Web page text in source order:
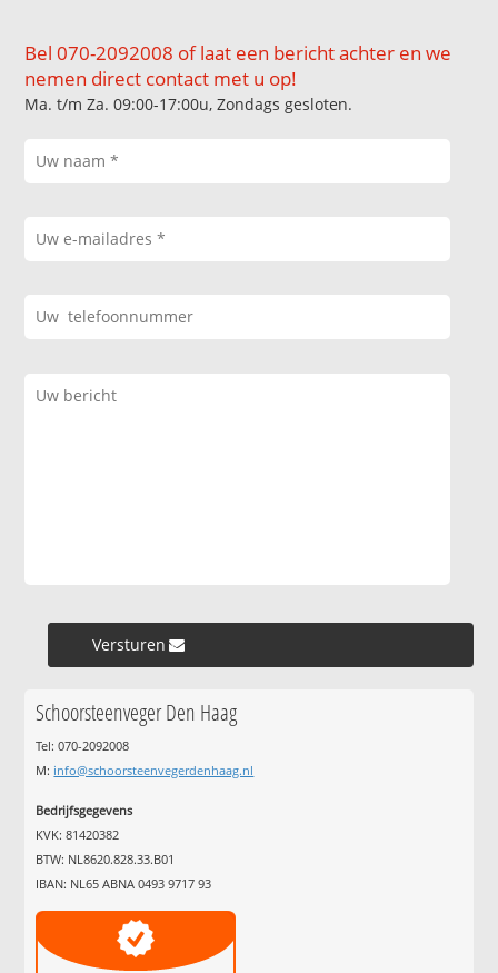
Bel 070-2092008 of laat een bericht achter en we
nemen direct contact met u op!
Ma. t/m Za. 09:00-17:00u, Zondags gesloten.
Versturen »
Schoorsteenveger Den Haag
Tel: 070-2092008
M: info@schoorsteenvegerdenhaag.nl
Bedrijfsgegevens
KVK: 81420382
BTW: NL8620.828.33.B01
IBAN: NL65 ABNA 0493 9717 93